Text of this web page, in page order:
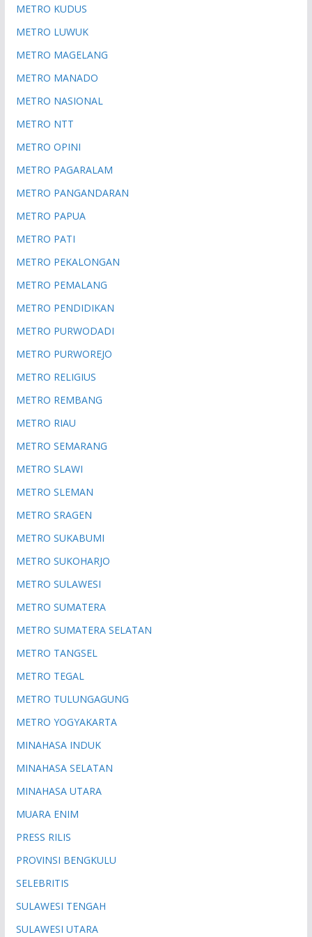
METRO KUDUS
METRO LUWUK
METRO MAGELANG
METRO MANADO
METRO NASIONAL
METRO NTT
METRO OPINI
METRO PAGARALAM
METRO PANGANDARAN
METRO PAPUA
METRO PATI
METRO PEKALONGAN
METRO PEMALANG
METRO PENDIDIKAN
METRO PURWODADI
METRO PURWOREJO
METRO RELIGIUS
METRO REMBANG
METRO RIAU
METRO SEMARANG
METRO SLAWI
METRO SLEMAN
METRO SRAGEN
METRO SUKABUMI
METRO SUKOHARJO
METRO SULAWESI
METRO SUMATERA
METRO SUMATERA SELATAN
METRO TANGSEL
METRO TEGAL
METRO TULUNGAGUNG
METRO YOGYAKARTA
MINAHASA INDUK
MINAHASA SELATAN
MINAHASA UTARA
MUARA ENIM
PRESS RILIS
PROVINSI BENGKULU
SELEBRITIS
SULAWESI TENGAH
SULAWESI UTARA